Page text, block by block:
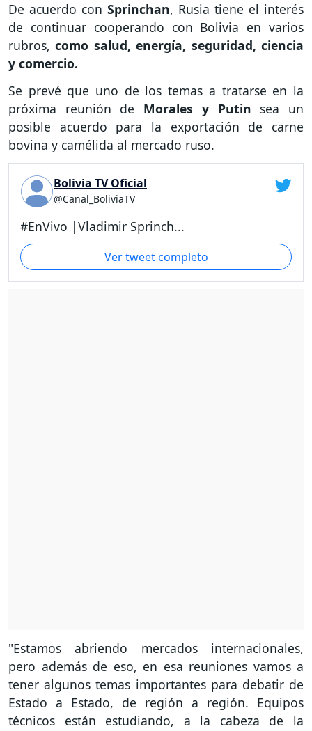
De acuerdo con Sprinchan, Rusia tiene el interés
de continuar cooperando con Bolivia en varios
rubros,como salud, energía, seguridad, ciencia
y comercio.
Se prevé que uno de los temas a tratarse en la
próxima reunión de Morales y Putin sea un
posible acuerdo para la exportación de carne
bovina y camélida al mercado ruso.
Bolivia TV Oficial
@Canal_BoliviaTV
#EnVivo |Vladimir Sprinch...
Ver tweet completo
"Estamos abriendo mercados internacionales,
pero además de eso, en esa reuniones vamos a
tener algunos temas importantes para debatir de
Estado a Estado, de región a región. Equipos
técnicos están estudiando, a la cabeza de la